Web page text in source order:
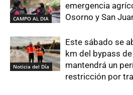
CAMPO AL DIA
emergencia
Osorno y San
Noticia del Día
Este sábado se
km del bypass
mantendrá un
restricción por